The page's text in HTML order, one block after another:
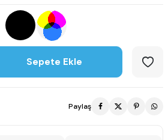
Sepete Ekle
Paylaş